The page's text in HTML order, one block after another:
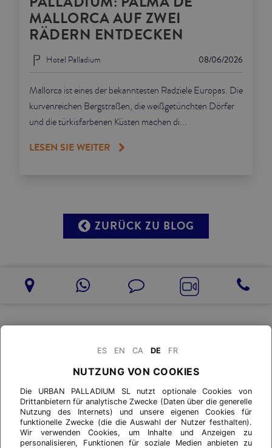
MALLORCA AUF ZWEI
RÄDERN ENTDECKEN
08/06/2026
Hotel Palladium
Mallorca ist eines der bekanntesten Radziele Europas. Die
kurvenreichen Bergstraßen, die weißgetünchten Dörfer
und die türkisfarbenen Küsten machen di...
LESEN SIE WEITER
ZURÜCK ZU BLOG
ES EN CA DE FR
NUTZUNG VON COOKIES
Die URBAN PALLADIUM SL nutzt optionale Cookies von
Drittanbietern für analytische Zwecke (Daten über die generelle
Nutzung des Internets) und unsere eigenen Cookies für
funktionelle Zwecke (die die Auswahl der Nutzer festhalten).
Wir verwenden Cookies, um Inhalte und Anzeigen zu
personalisieren, Funktionen für soziale Medien anbieten zu